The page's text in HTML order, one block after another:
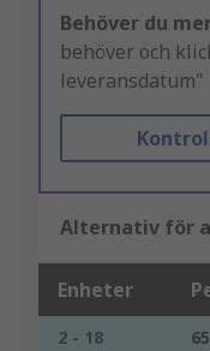
Behöver du
behöver och
leveransdatum"
Alternativ för
Enheter
2 - 18